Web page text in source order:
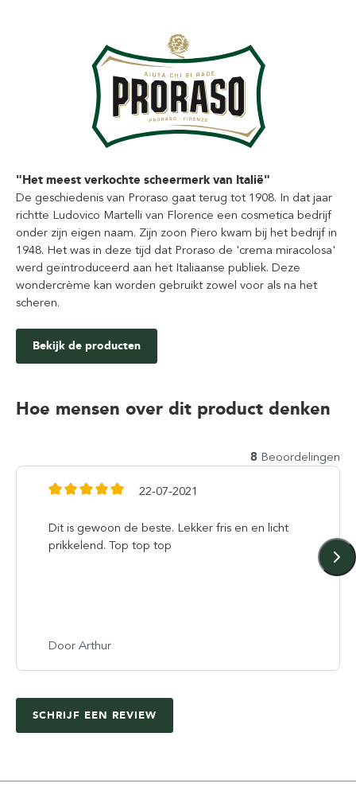
"Het meest verkochte scheermerk van Italië"
De geschiedenis van Proraso gaat terug tot 1908. In dat jaar
richtte Ludovico Martelli van Florence een cosmetica bedrijf
onder zijn eigen naam. Zijn zoon Piero kwam bij het bedrijf in
1948. Het was in deze tijd dat Proraso de 'crema miracolosa'
werd geïntroduceerd aan het Italiaanse publiek. Deze
wondercrème kan worden gebruikt zowel voor als na het
scheren.
Bekijk de producten
Hoe mensen over dit product denken
8 Beoordelingen
22-07-2021
Dit is gewoon de beste. Lekker fris en en licht
prikkelend. Top top top
Door Arthur
SCHRIJF EEN REVIEW